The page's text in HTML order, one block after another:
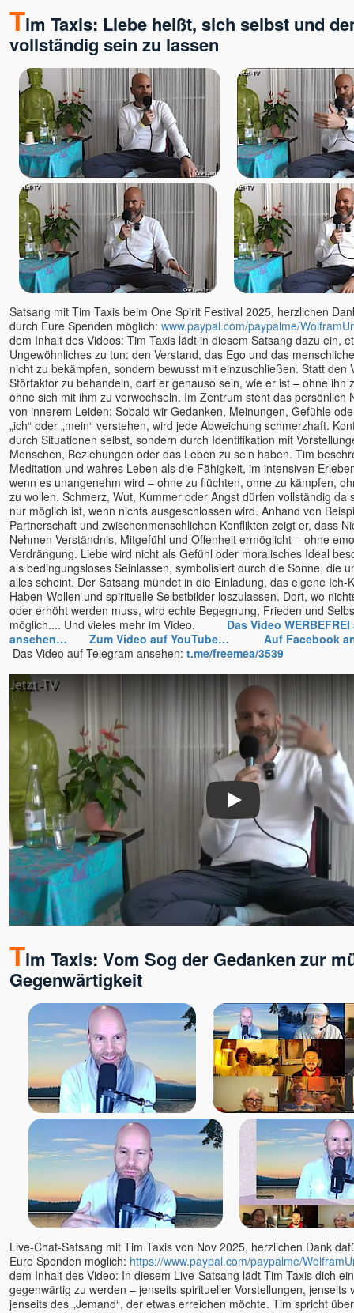
Tim Taxis: Liebe heißt, sich selbst und
vollständig sein zu lassen
Satsang mit Tim Taxis beim One Spirit Festival 2025, herzlichen
durch Eure Spenden möglich: www.paypal.com/paypalme/
dem Inhalt des Videos: Tim Taxis lädt in diesem Satsang dazu ein,
Ungewöhnliches zu tun: den Verstand, das Ego und das
nicht zu bekämpfen, sondern bewusst mit einzuschließen. Statt den
Störfaktor zu behandeln, darf er genauso sein, wie er ist – ohne ihn
ohne sich mit ihm zu verwechseln. Im Zentrum steht das persönlich
von innerem Leiden: Sobald wir Gedanken, Meinungen, Gefühle
„ich“ oder „mein“ verstehen, wird jede Abweichung schmerzhaft.
durch Situationen selbst, sondern durch Identifikation mit
Menschen, Beziehungen oder das Leben zu sein haben. Tim
Meditation und wahres Leben als die Fähigkeit, im intensiven
wenn es unangenehm wird – ohne zu flüchten, ohne zu kämpfen,
zu wollen. Schmerz, Wut, Kummer oder Angst dürfen vollständig da
nur möglich ist, wenn nichts ausgeschlossen wird. Anhand von
Partnerschaft und zwischenmenschlichen Konflikten zeigt er, dass
Nehmen Verständnis, Mitgefühl und Offenheit ermöglicht – ohne
Verdrängung. Liebe wird nicht als Gefühl oder moralisches Ideal
als bedingungsloses Seinlassen, symbolisiert durch die Sonne, die
alles scheint. Der Satsang mündet in die Einladung, das eigene Ich-
Haben-Wollen und spirituelle Selbstbilder loszulassen. Dort, wo
oder erhöht werden muss, wird echte Begegnung, Frieden und
möglich.... Und vieles mehr im Video. Das Video
ansehen…
Zum Video auf YouTube…
Auf Facebook
Das Video auf Telegram ansehen: t.me/freemea/3539
Play
Tim Taxis: Vom Sog der Gedanken zur
Gegenwärtigkeit
Live-Chat-Satsang mit Tim Taxis von Nov 2025, herzlichen Dank
Eure Spenden möglich: https://www.paypal.com/paypalme/
dem Inhalt des Video: In diesem Live-Satsang lädt Tim Taxis dich
gegenwärtig zu werden – jenseits spiritueller Vorstellungen, jenseits
jenseits des „Jemand“, der etwas erreichen möchte. Tim spricht